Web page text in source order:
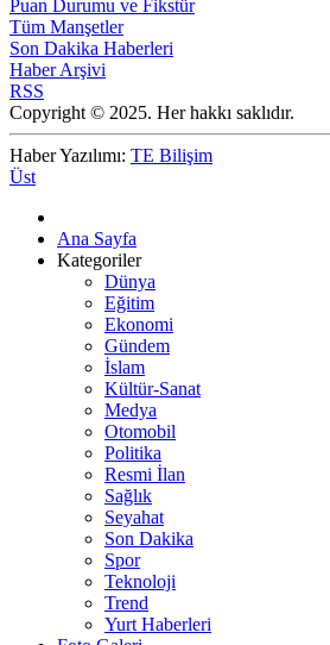
Puan Durumu ve Fikstür
Tüm Manşetler
Son Dakika Haberleri
Haber Arşivi
RSS
Copyright © 2025. Her hakkı saklıdır.
Haber Yazılımı: TE Bilişim
Üst
Ana Sayfa
Kategoriler
Dünya
Eğitim
Ekonomi
Gündem
İslam
Kültür-Sanat
Medya
Otomobil
Politika
Resmi İlan
Sağlık
Seyahat
Son Dakika
Spor
Teknoloji
Trend
Yurt Haberleri